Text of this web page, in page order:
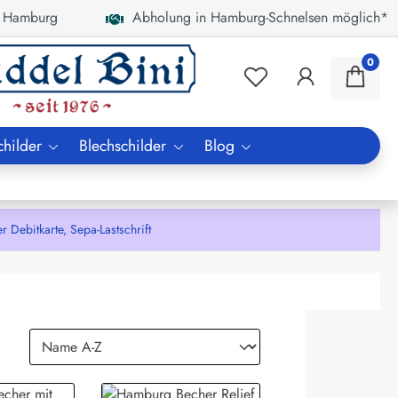
Abholung in Hamburg-Schnelsen möglich*
0
Blechschilder Blog
Sepa-Lastschrift